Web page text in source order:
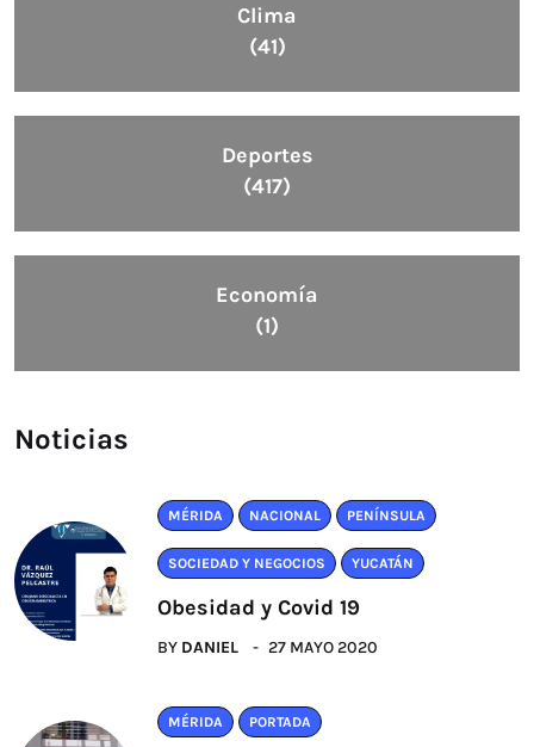
Clima
(41)
Deportes
(417)
Economía
(1)
Noticias
MÉRIDA NACIONAL PENÍNSULA
SOCIEDAD Y NEGOCIOS YUCATÁN
Obesidad y Covid 19
BY DANIEL 27 MAYO 2020
MÉRIDA PORTADA